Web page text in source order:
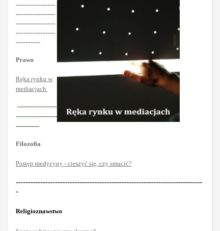
----------------
----------------
----------------
----------------
----------
Prawo
Ręka rynku w
mediacjach
--------------------
---------------------
------------
Filozofia
Postęp medycyny - cieszyć się, czy smucić?
----------------------------------------------------------------------------
-
Religioznawstwo